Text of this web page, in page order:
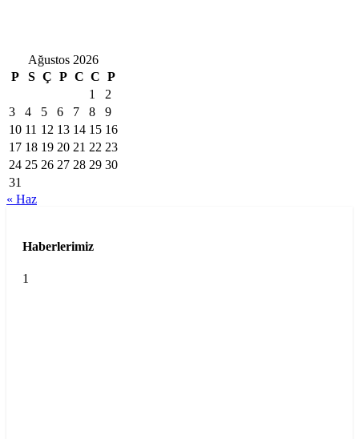
Ağustos 2026
P
S Ç P C C P
1
2
3
4 5 6 7 8
9
10 11 12 13 14 15 16
17 18 19 20 21 22 23
24 25 26 27 28 29 30
31
« Haz
Haberlerimiz
1